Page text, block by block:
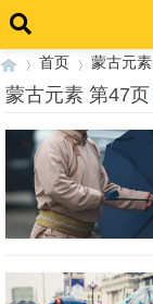
›
首页
›
蒙古元素
蒙古元素 第47页